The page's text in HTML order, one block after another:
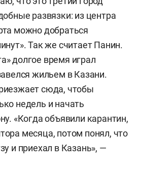
развязки: из центра
можно добраться
Так же считает Панин.
долгое время играл
жильем в Казани.
сюда, чтобы
недель и начать
«Когда объявили карантин,
месяца, потом понял, что
и приехал в Казань», —